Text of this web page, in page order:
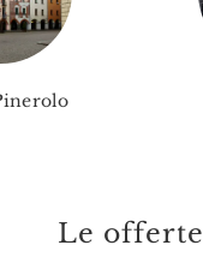
Le